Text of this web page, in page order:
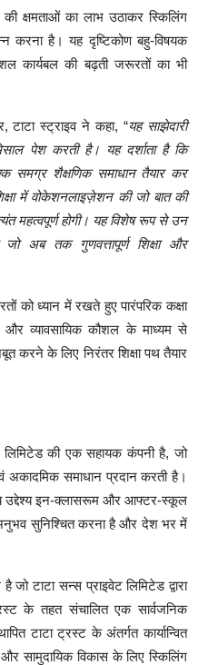
क्षमताओं का लाभ उठाकर स्किलिंग
करना है। यह दृष्टिकोण बहु-विषयक
कार्यबल की बढ़ती जरूरतों का भी
स्ट्राइव ने कहा, “यह साझेदारी
पेश करती है। यह दर्शाता है कि
समग्र शैक्षणिक समाधान तैयार कर
में वोकेशनलाइज़ेशन की जो बात की
महत्वपूर्ण होगी। यह विशेष रूप से उन
जो अब तक गुणवत्तापूर्ण शिक्षा और
को ध्यान में रखते हुए पारंपरिक कक्षा
और व्यावसायिक कौशल के माध्यम से
करने के लिए निरंतर शिक्षा पथ तैयार
लिमिटेड की एक सहायक कंपनी है, जो
समाधान प्रदान करती है।
उद्देश्य इन-क्लासरूम और आफ्टर-स्कूल
सुनिश्चित करना है और देश भर में
टाटा सन्स प्राइवेट लिमिटेड द्वारा
के तहत संचालित एक सार्वजनिक
टाटा ट्रस्ट के अंतर्गत कार्यान्वित
और सामुदायिक विकास के लिए स्किलिंग